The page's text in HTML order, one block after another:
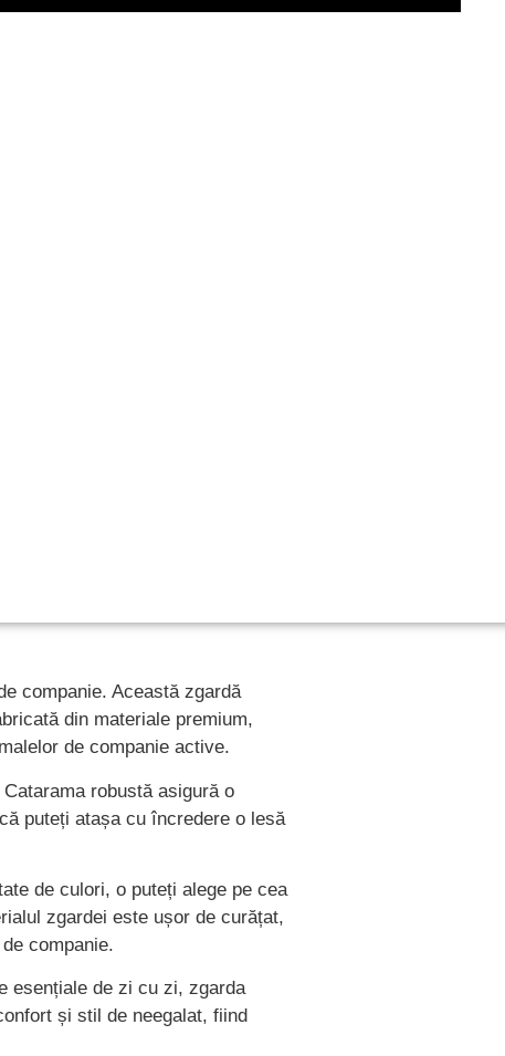
companie. Această zgardă
din materiale premium,
de companie active.
robustă asigură o
puteți atașa cu încredere o lesă
de culori, o puteți alege pe cea
zgardei este ușor de curățat,
companie.
esențiale de zi cu zi, zgarda
și stil de neegalat, fiind